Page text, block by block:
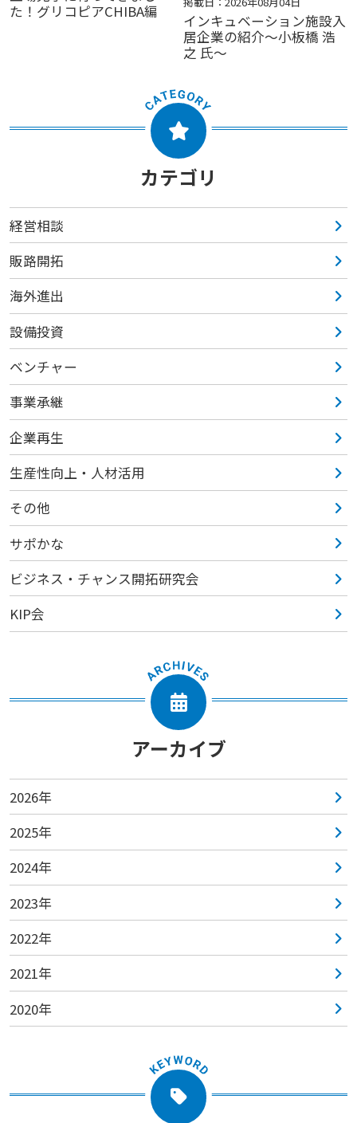
た！グリコピアCHIBA編
インキュベーション施設入
居企業の紹介～小板橋 浩
之 氏～
カテゴリ
経営相談
販路開拓
海外進出
設備投資
ベンチャー
事業承継
企業再生
生産性向上・人材活用
その他
サポかな
ビジネス・チャンス開拓研究会
KIP会
アーカイブ
2026年
2025年
2024年
2023年
2022年
2021年
2020年